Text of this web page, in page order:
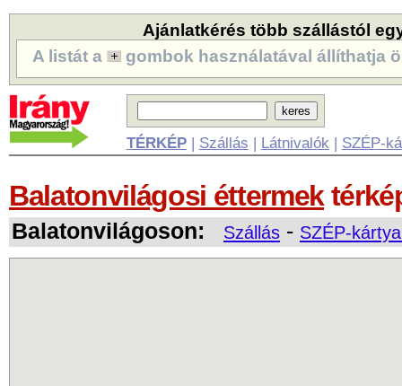
Ajánlatkérés több szállástól
A listát a
gombok használatával állíthatja
TÉRKÉP| Szállás | Látnivalók | SZÉP-
Balatonvilágosi éttermek
Balatonvilágoson: Szállás - SZÉP-